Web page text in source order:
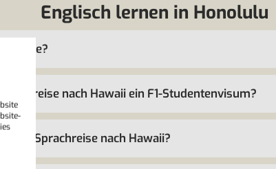
Englisch lernen in Honolulu
nach Hawaii ein F1-Studentenvisum?
eine Sprachreise nach Hawaii?